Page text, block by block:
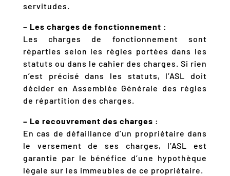
servitudes.
– Les charges de fonctionnement :
Les charges de fonctionnement sont
réparties selon les règles portées dans les
statuts ou dans le cahier des charges. Si rien
n’est précisé dans les statuts, l’ASL doit
décider en Assemblée Générale des règles
de répartition des charges.
– Le recouvrement des charges :
En cas de défaillance d’un propriétaire dans
le versement de ses charges, l’ASL est
garantie par le bénéfice d’une hypothèque
légale sur les immeubles de ce propriétaire.